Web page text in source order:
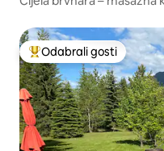
Među najviše
Odabrali gosti